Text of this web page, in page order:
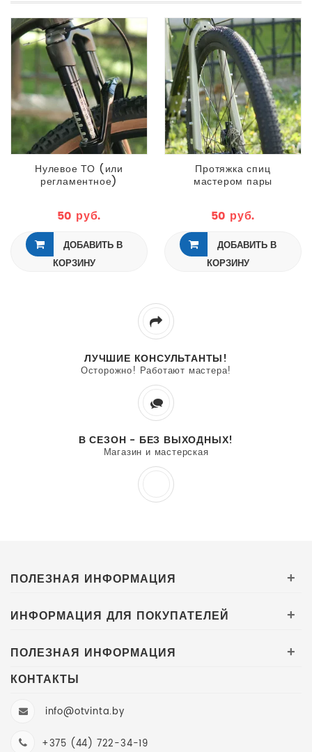
Нулевое ТО (или
регламентное)
50 руб.
ДОБАВИТЬ В
КОРЗИНУ
Протяжка спиц
мастером пары
50 руб.
ДОБАВИТЬ В
КОРЗИНУ
ЛУЧШИЕ КОНСУЛЬТАНТЫ!
Осторожно! Работают мастера!
В СЕЗОН - БЕЗ ВЫХОДНЫХ!
Магазин и мастерская
ПОЛЕЗНАЯ ИНФОРМАЦИЯ +
ИНФОРМАЦИЯ ДЛЯ ПОКУПАТЕЛЕЙ +
ПОЛЕЗНАЯ ИНФОРМАЦИЯ +
КОНТАКТЫ
info@otvinta.by
+375 (44) 722-34-19